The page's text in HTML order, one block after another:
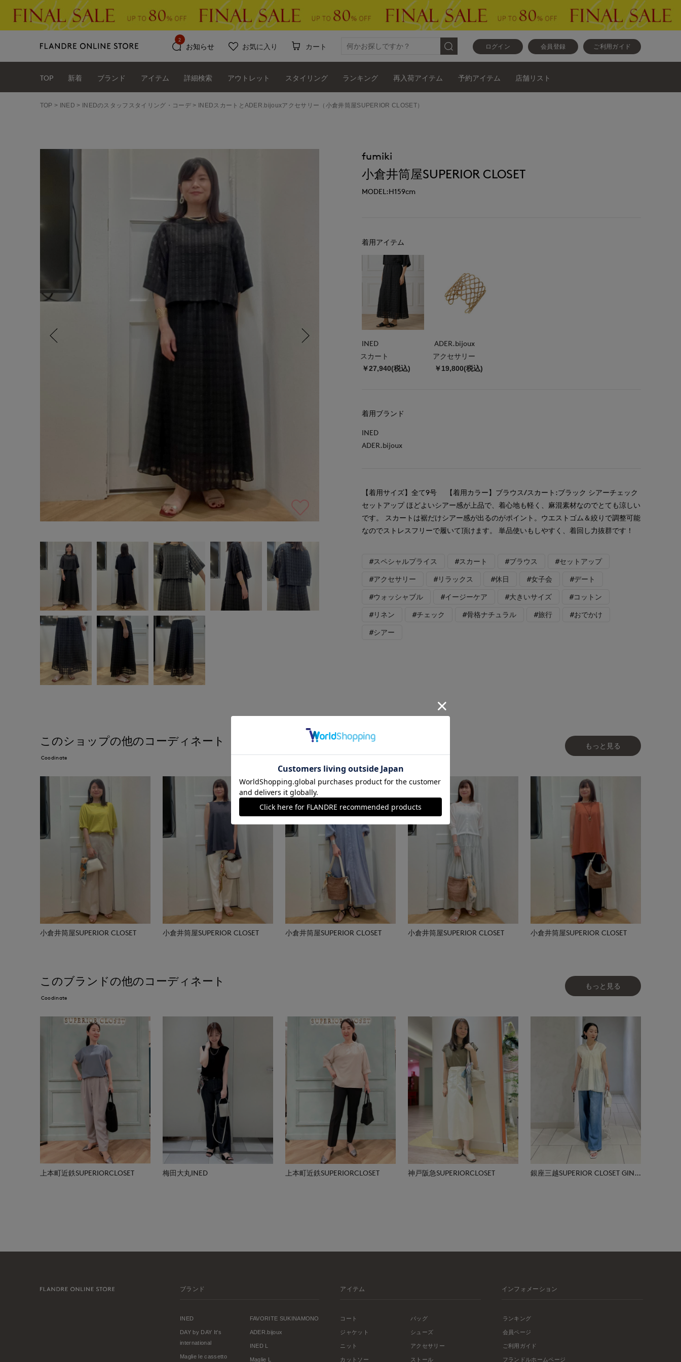
ログイン 会員登録 ご利用ガイド
お知らせ
2
お気に入り カート
TOP 新着 ブランド アイテム 詳細検索 アウトレット スタイリング ランキング 再入荷アイテム 予約アイテム 店舗リスト
TOP INED INEDのスタッフスタイリング・コーデ INEDスカートとADER.bijouxアクセサリー（小倉井筒屋SUPERIOR CLOSET）
fumiki
小倉井筒屋SUPERIOR CLOSET
MODEL:H159cm
着用アイテム
INED
スカート
￥27,940(税込)
ADER.bijoux
アクセサリー
￥19,800(税込)
着用ブランド
INED
ADER.bijoux
【着用サイズ】全て9号 【着用カラー】ブラウス/スカート:ブラック シアーチェック
セットアップ ほどよいシアー感が上品で、着心地も軽く、麻混素材なのでとても涼しい
です。 スカートは裾だけシアー感が出るのがポイント。ウエストゴム＆絞りで調整可能
なのでストレスフリーで履いて頂けます。 単品使いもしやすく、着回し力抜群です！
#スペシャルプライス #スカート #ブラウス #セットアップ
#アクセサリー #リラックス #休日 #女子会 #デート
#ウォッシャブル #イージーケア #大きいサイズ #コットン
#リネン #チェック #骨格ナチュラル #旅行 #おでかけ
#シアー
このショップの他のコーディネート
Coodinate
もっと見る
小倉井筒屋SUPERIOR CLOSET 小倉井筒屋SUPERIOR CLOSET 小倉井筒屋SUPERIOR CLOSET 小倉井筒屋SUPERIOR CLOSET 小倉井筒屋SUPERIOR CLOSET
このブランドの他のコーディネート
Coodinate
もっと見る
上本町近鉄SUPERIORCLOSET 梅田大丸INED 上本町近鉄SUPERIORCLOSET 神戸阪急SUPERIORCLOSET 銀座三越SUPERIOR CLOSET GINZA
ブランド
INED
DAY by DAY It's
international
Maglie le cassetto
FAVORITE SUKINAMONO
ADER.bijoux
INED L
Maglie L
アイテム
コート
ジャケット
ニット
カットソー
バッグ
シューズ
アクセサリー
ストール
インフォメーション
ランキング
会員ページ
ご利用ガイド
フランドルホームページ